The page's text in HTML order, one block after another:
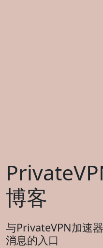
博客
与PrivateVPN加速
消息的入口